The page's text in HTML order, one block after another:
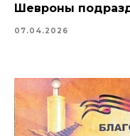
Шевроны
07.04.2026